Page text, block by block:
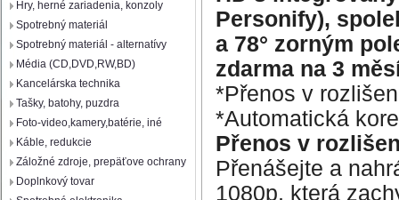
Hry, herné zariadenia, konzoly
Spotrebný materiál
Spotrebný materiál - alternatívy
Média (CD,DVD,RW,BD)
Kancelárska technika
Tašky, batohy, puzdra
Foto-video,kamery,batérie, iné
Káble, redukcie
Záložné zdroje, prepäťove ochrany
Doplnkový tovar
Personify),
a 78° zorným
zdarma na 3
*Přenos v
*Automatická
Přenos v
Přenášejte a
1080p, která